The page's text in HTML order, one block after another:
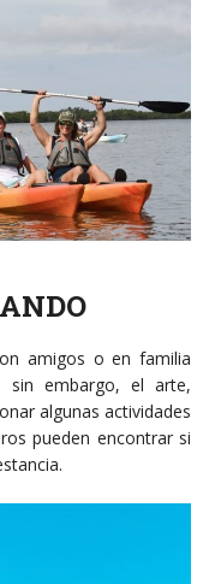
amigos o en familia
sin embargo, el arte,
algunas actividades
pueden encontrar si